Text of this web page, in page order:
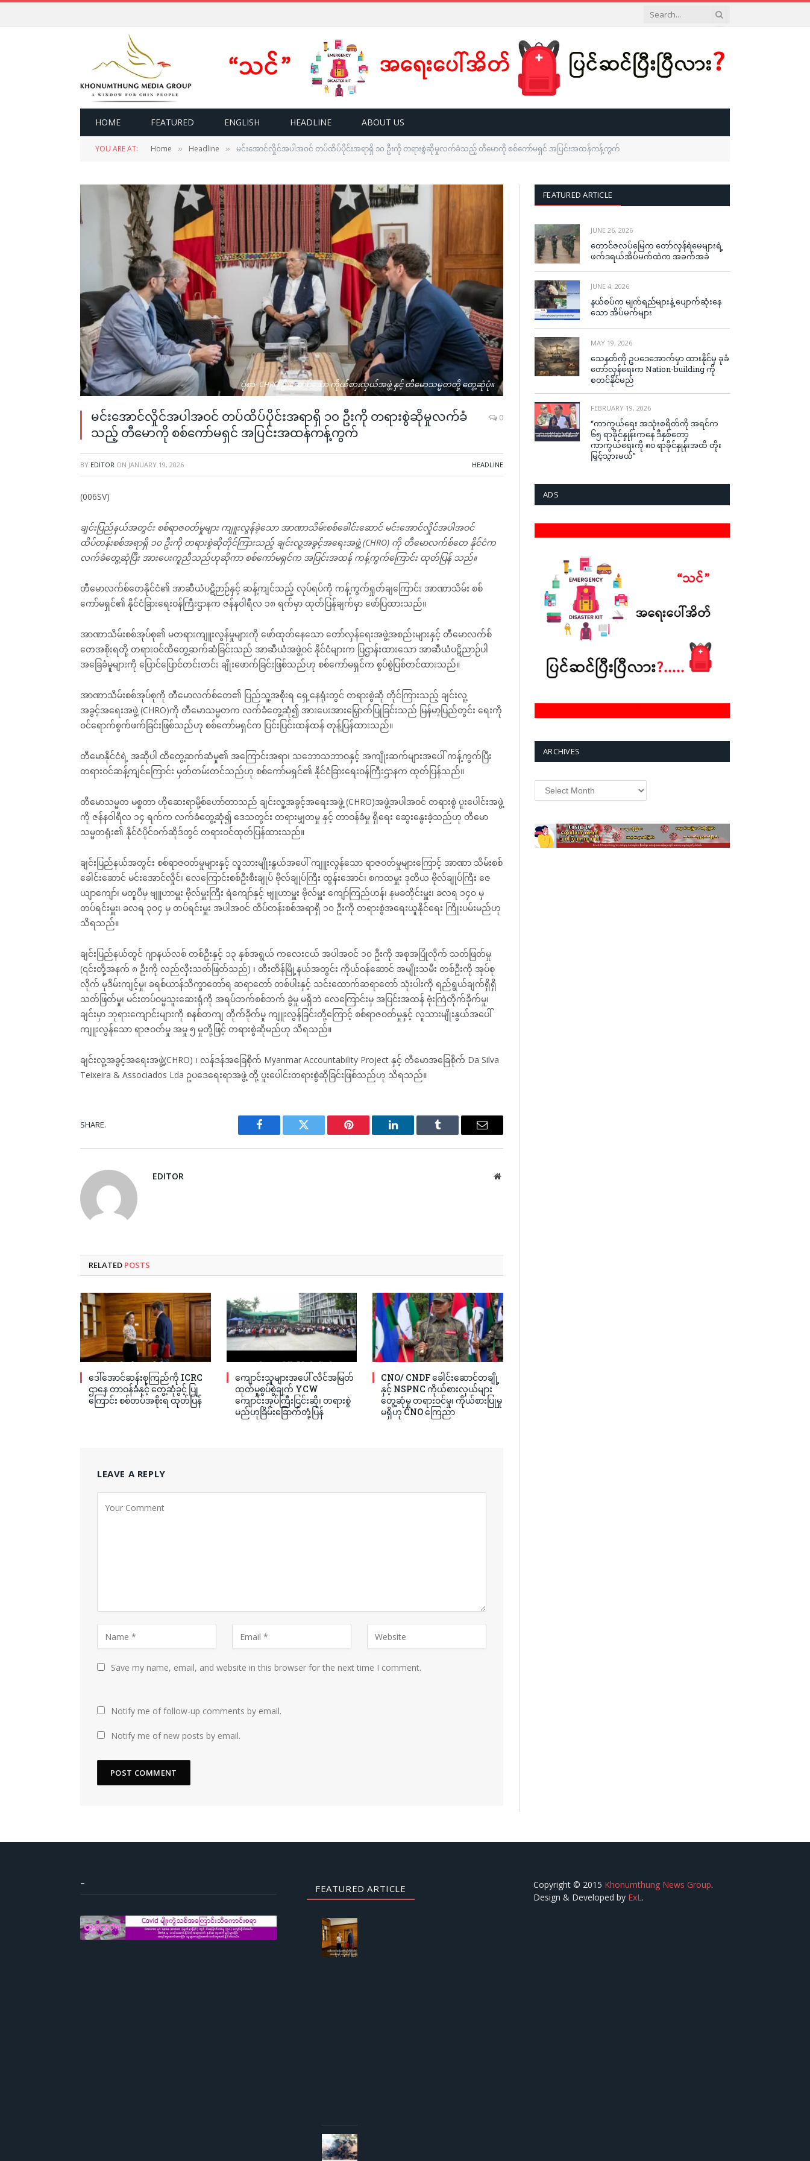
HOME FEATURED ENGLISH HEADLINE ABOUT US
YOU ARE AT: Home » Headline » မင်းအောင်လှိုင်အပါအဝင် တပ်ထိပ်ပိုင်းအရာရှိ ၁၀ ဦးကို တရားစွဲဆိုမှုလက်ခံသည့် တီမောကို စစ်ကော်မရှင် အပြင်းအထန်ကန့်ကွက်
ပုံစာ- CHRO ဦးဆောင်သော ကိုယ်စားလှယ်အဖွဲ့ နှင့် တီမောသမ္မတတို့ တွေ့ဆုံပုံ။
မင်းအောင်လှိုင်အပါအဝင် တပ်ထိပ်ပိုင်းအရာရှိ ၁၀ ဦးကို တရားစွဲဆိုမှုလက်ခံ
သည့် တီမောကို စစ်ကော်မရှင် အပြင်းအထန်ကန့်ကွက်
0
BY EDITOR ON JANUARY 19, 2026 HEADLINE
(006SV)
ချင်းပြည်နယ်အတွင်း စစ်ရာဇဝတ်မှုများ ကျူးလွန်ခဲ့သော အာဏာသိမ်းစစ်ခေါင်းဆောင် မင်းအောင်လှိုင်အပါအဝင်
ထိပ်တန်းစစ်အရာရှိ ၁၀ ဦးကို တရားစွဲဆိုတိုင်ကြားသည့် ချင်းလူ့အခွင့်အရေးအဖွဲ့ (CHRO) ကို တီမောလက်စ်တေ နိုင်ငံက
လက်ခံတွေ့ဆုံပြီး အားပေးကူညီသည်ဟုဆိုကာ စစ်ကော်မရှင်က အပြင်းအထန် ကန့်ကွက်ကြောင်း ထုတ်ပြန် သည်။
တီမောလက်စ်တေနိုင်ငံ၏ အာဆီယံပဋိဉာဉ်နှင့် ဆန့်ကျင်သည့် လုပ်ရပ်ကို ကန့်ကွက်ရှုတ်ချကြောင်း အာဏာသိမ်း စစ်
ကော်မရှင်၏ နိုင်ငံခြားရေးဝန်ကြီးဌာနက ဇန်နဝါရီလ ၁၈ ရက်မှာ ထုတ်ပြန်ချက်မှာ ဖော်ပြထားသည်။
အာဏာသိမ်းစစ်အုပ်စု၏ မတရားကျူးလွန်မှုများကို ဖော်ထုတ်နေသော တော်လှန်ရေးအဖွဲ့အစည်းများနှင့် တီမောလက်စ်
တေအစိုးရတို့ တရားဝင်ထိတွေ့ဆက်ဆံခြင်းသည် အာဆီယံအဖွဲ့ဝင် နိုင်ငံများက ပြဌာန်းထားသော အာဆီယံပဋိညာဉ်ပါ
အခြေခံမူများကို ပြောင်ပြောင်တင်းတင်း ချိုးဖောက်ခြင်းဖြစ်သည်ဟု စစ်ကော်မရှင်က စွပ်စွဲပြစ်တင်ထားသည်။
အာဏာသိမ်းစစ်အုပ်စုကို တီမောလက်စ်တေ၏ ပြည်သူ့အစိုးရ ရှေ့နေရုံးတွင် တရားစွဲဆို တိုင်ကြားသည့် ချင်းလူ့
အခွင့်အရေးအဖွဲ့ (CHRO)ကို တီမောသမ္မတက လက်ခံတွေ့ဆုံ၍ အားပေးအားမြှောက်ပြုခြင်းသည် မြန်မာ့ပြည်တွင်း ရေးကို
ဝင်ရောက်စွက်ဖက်ခြင်းဖြစ်သည်ဟု စစ်ကော်မရှင်က ပြင်းပြင်းထန်ထန် တုန့်ပြန်ထားသည်။
တီမောနိုင်ငံရဲ့ အဆိုပါ ထိတွေ့ဆက်ဆံမှု၏ အကြောင်းအရာ၊ သဘောသဘာဝနှင့် အကျိုးဆက်များအပေါ် ကန့်ကွက်ပြီး
တရားဝင်ဆန့်ကျင်ကြောင်း မှတ်တမ်းတင်သည်ဟု စစ်ကော်မရှင်၏ နိုင်ငံခြားရေးဝန်ကြီးဌာနက ထုတ်ပြန်သည်။
တီမောသမ္မတ မစ္စတာ ဟိုဆေးရာမို့စ်ဟော်တာသည် ချင်းလူ့အခွင့်အရေးအဖွဲ့ (CHRO)အဖွဲ့အပါအဝင် တရားစွဲ ပူးပေါင်းအဖွဲ့
ကို ဇန်နဝါရီလ ၁၄ ရက်က လက်ခံတွေ့ဆုံ၍ ဒေသတွင်း တရားမျှတမှု နှင့် တာဝန်ခံမှု ရှိရေး ဆွေးနွေးခဲ့သည်ဟု တီမော
သမ္မတရုံး၏ နိုင်ငံပိုင်ဝက်ဆိုဒ်တွင် တရားဝင်ထုတ်ပြန်ထားသည်။
ချင်းပြည်နယ်အတွင်း စစ်ရာဇဝတ်မှုများနှင့် လူသားမျိုးနွယ်အပေါ် ကျူးလွန်သော ရာဇဝတ်မှုများကြောင့် အာဏာ သိမ်းစစ်
ခေါင်းဆောင် မင်းအောင်လှိုင်၊ လေကြောင်းစစ်ဦးစီးချုပ် ဗိုလ်ချုပ်ကြီး ထွန်းအောင်၊ စကထမှူး ဒုတိယ ဗိုလ်ချုပ်ကြီး ဇေ
ယျာကျော်၊ မတူပီမှ ဗျူဟာမှူး ဗိုလ်မှူးကြီး ရဲကျော်နှင့် ဗျူဟာမှူး ဗိုလ်မှူး ကျော်ကြည်ဟန်၊ နမခတိုင်းမှူး၊ ခလရ ၁၄၀ မှ
တပ်ရင်းမှူး၊ ခလရ ၃၀၄ မှ တပ်ရင်းမှူး အပါအဝင် ထိပ်တန်းစစ်အရာရှိ ၁၀ ဦးကို တရားစွဲအရေးယူနိုင်ရေး ကြိုးပမ်းမည်ဟု
သိရသည်။
ချင်းပြည်နယ်တွင် ဂျာနယ်လစ် တစ်ဦးနှင့် ၁၃ နှစ်အရွယ် ကလေးငယ် အပါအဝင် ၁၀ ဦးကို အစုအပြုံလိုက် သတ်ဖြတ်မှု
(၎င်းတို့အနက် ၈ ဦးကို လည်လှီးသတ်ဖြတ်သည်) ၊ တီးတိန်မြို့နယ်အတွင်း ကိုယ်ဝန်ဆောင် အမျိုးသမီး တစ်ဦးကို အုပ်စု
လိုက် မုဒိမ်းကျင့်မှု၊ ခရစ်ယာန်သိက္ခာတော်ရ ဆရာတော် တစ်ပါးနှင့် သင်းထောက်ဆရာတော် သုံးပါးကို ရည်ရွယ်ချက်ရှိရှိ
သတ်ဖြတ်မှု၊ မင်းတပ်ဝမ္မသူးဆေးရုံကို အရပ်ဘက်စစ်ဘက် ခွဲမှု မရှိဘဲ လေကြောင်းမှ အပြင်းအထန် ဗုံးကြဲတိုက်ခိုက်မှု၊
ချင်းမှာ ဘုရားကျောင်းများကို စနစ်တကျ တိုက်ခိုက်မှု ကျူးလွန်ခြင်းတို့ကြောင့် စစ်ရာဇဝတ်မှုနှင့် လူသားမျိုးနွယ်အပေါ်
ကျူးလွန်သော ရာဇဝတ်မှု အမှု ၅ မှုတို့ဖြင့် တရားစွဲဆိုမည်ဟု သိရသည်။
ချင်းလူ့အခွင့်အရေးအဖွဲ့(CHRO) ၊ လန်ဒန်အခြေစိုက် Myanmar Accountability Project နှင့် တီမောအခြေစိုက် Da Silva
Teixeira & Associados Lda ဥပဒေရေးရာအဖွဲ့ တို့ ပူးပေါင်းတရားစွဲဆိုခြင်းဖြစ်သည်ဟု သိရသည်။
SHARE.
Facebook Twitter Pinterest LinkedIn Tumblr Email
EDITOR Website
RELATED POSTS
ဒေါ်အောင်ဆန်းစုကြည်ကို ICRC
ဌာနေ တာဝန်ခံနှင့် တွေ့ဆုံခွင့် ပြု
ကြောင်း စစ်တပ်အစိုးရ ထုတ်ပြန်
ကျောင်းသူများအပေါ် လိင်အမြတ်
ထုတ်မှုစွပ်စွဲချက် YCW
ကျောင်းအုပ်ကြီးငြင်းဆို၊ တရားစွဲ
မည်ဟုခြိမ်းခြောက်တုံ့ပြန်
CNO/ CNDF ခေါင်းဆောင်တချို့
နှင့် NSPNC ကိုယ်စားလှယ်များ
တွေ့ဆုံမှု တရားဝင်မှု၊ ကိုယ်စားပြုမှု
မရှိဟု CNO ကြေညာ
LEAVE A REPLY
Save my name, email, and website in this browser for the next time I comment.
Notify me of follow-up comments by email.
Notify me of new posts by email.
FEATURED ARTICLE
JUNE 26, 2026
တောင်ဇလပ်မြေက တော်လှန်ရဲမေများရဲ့
ဖက်ဒရယ်အိပ်မက်ထဲက အခက်အခဲ
JUNE 4, 2026
နယ်စပ်က မျက်ရည်များနဲ့ ပျောက်ဆုံးနေ
သော အိပ်မက်များ
MAY 19, 2026
သေနတ်ကို ဥပဒေအောက်မှာ ထားနိုင်မှ ခုခံ
တော်လှန်ရေးက Nation-building ကို
စတင်နိုင်မည်
FEBRUARY 19, 2026
“ကာကွယ်ရေး အသုံးစရိတ်ကို အရင်က
၆၅ ရာခိုင်နှုန်းကနေ ဒီနှစ်တော့
ကာကွယ်ရေးကို ၈၀ ရာခိုင်နှုန်းအထိ တိုး
မြှင့်သွားမယ်”
ADS
ARCHIVES
Archives
– FEATURED ARTICLE Copyright © 2015 Khonumthung News Group.
Design & Developed by ExL.